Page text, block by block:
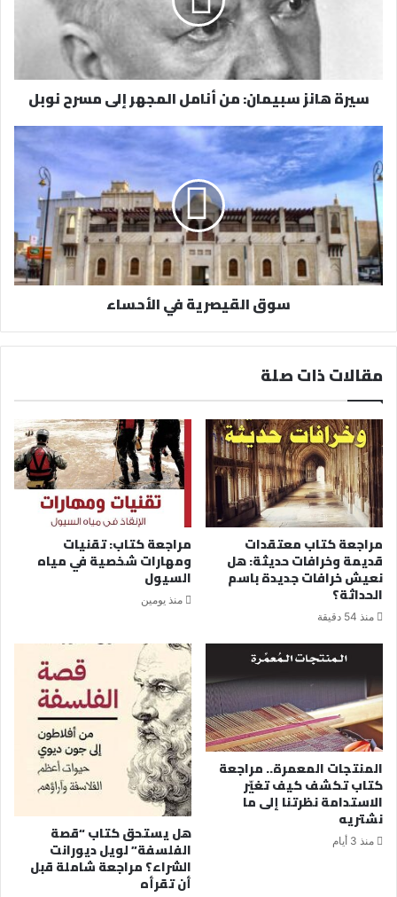
سيرة هانز سبيمان: من أنامل المجهر إلى مسرح نوبل
سوق القيصرية في الأحساء
مقالات ذات صلة
مراجعة كتاب معتقدات
قديمة وخرافات حديثة: هل
نعيش خرافات جديدة باسم
الحداثة؟
منذ 54 دقيقة
مراجعة كتاب: تقنيات
ومهارات شخصية في مياه
السيول
منذ يومين
المنتجات المعمرة.. مراجعة
كتاب تكشف كيف تغيّر
الاستدامة نظرتنا إلى ما
نشتريه
منذ 3 أيام هل يستحق كتاب “قصة
الفلسفة” لويل ديورانت
الشراء؟ مراجعة شاملة قبل
أن تقرأه